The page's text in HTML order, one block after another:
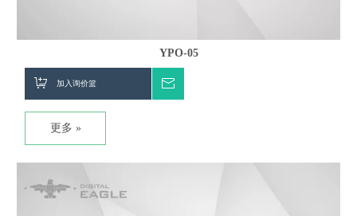
YPO-05
加入询价篮
更多 »